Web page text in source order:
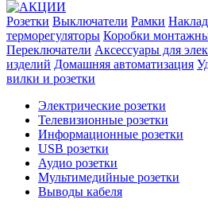
Розетки Выключатели Рамки
терморегуляторы Коробки
Переключатели Аксессуары для
изделий Домашняя автоматизация
вилки и розетки
Электрические розетки
Телевизионные розетки
Информационные розетки
USB розетки
Аудио розетки
Мультимедийные розетки
Выводы кабеля